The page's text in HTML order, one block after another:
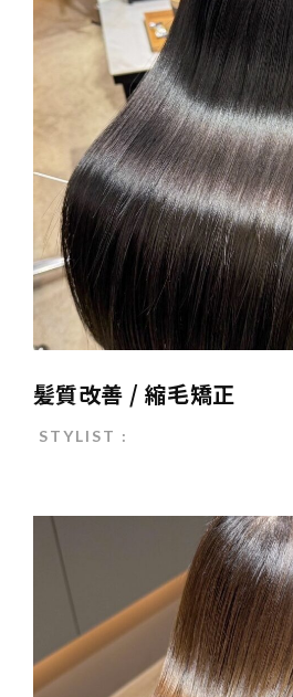
髪質改善 / 縮毛矯正
STYLIST :